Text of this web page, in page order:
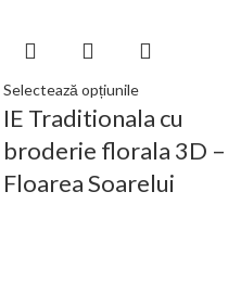
Selectează opțiunile
IE Traditionala cu
broderie florala 3D –
Floarea Soarelui